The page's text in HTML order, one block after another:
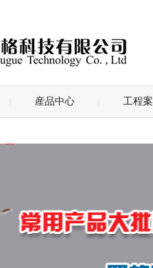
産品中心 工程